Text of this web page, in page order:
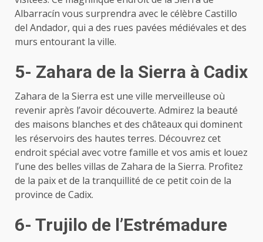
Albarracín vous surprendra avec le célèbre Castillo
del Andador, qui a des rues pavées médiévales et des
murs entourant la ville.
5- Zahara de la Sierra à Cadix
Zahara de la Sierra est une ville merveilleuse où
revenir après l’avoir découverte. Admirez la beauté
des maisons blanches et des châteaux qui dominent
les réservoirs des hautes terres. Découvrez cet
endroit spécial avec votre famille et vos amis et louez
l’une des belles villas de Zahara de la Sierra. Profitez
de la paix et de la tranquillité de ce petit coin de la
province de Cadix.
6- Trujilo de l’Estrémadure